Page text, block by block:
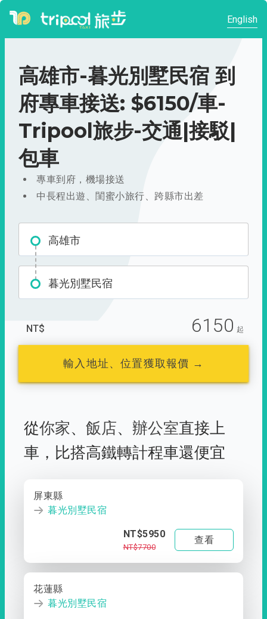
English
高雄市-暮光別墅民宿 到
府專車接送: $6150/車-
Tripool旅步-交通|接駁|
包車
專車到府，機場接送
中長程出遊、閨蜜小旅行、跨縣市出差
高雄市
暮光別墅民宿
NT$ 6150 起
輸入地址、位置獲取報價 →
從你家、 飯店、 辦公室直接上
車， 比搭高鐵轉計程車還便宜
屏東縣
暮光別墅民宿
NT$5950
NT$7700
查看
花蓮縣
暮光別墅民宿